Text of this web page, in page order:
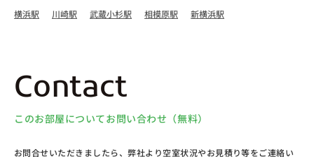
横浜駅
川崎駅 武蔵小杉駅 相模原駅 新横浜駅
Contact
このお部屋についてお問い合わせ（無料）
お問合せいただきましたら、弊社より空室状況やお見積り等をご連絡い